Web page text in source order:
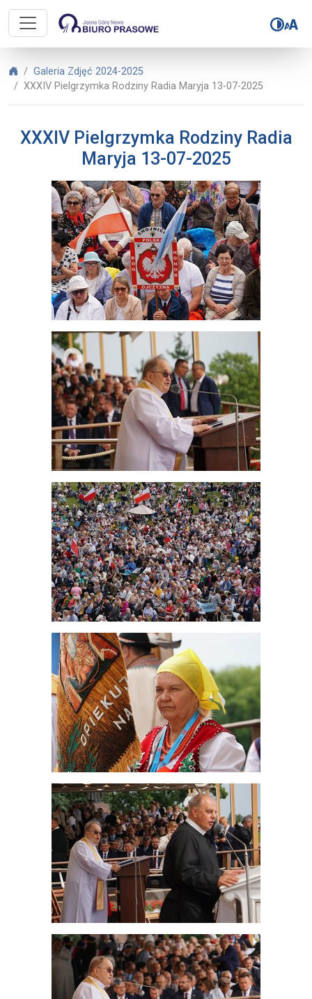
Biuro Prasowe Jasnej Góry –
Biuro Prasowe Jasnej Góry
Galeria Zdjęć 2024-2025
XXXIV Pielgrzymka Rodziny Radia Maryja 13-07-2025
XXXIV Pielgrzymka Rodziny Radia
Maryja 13-07-2025